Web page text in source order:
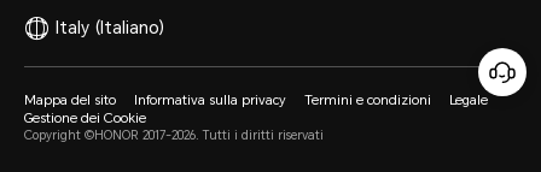
Italy (Italiano)
Mappa del sito Informativa sulla privacy Termini e condizioni
Legale
Gestione dei Cookie
Copyright ©HONOR 2017-2026. Tutti i diritti riservati